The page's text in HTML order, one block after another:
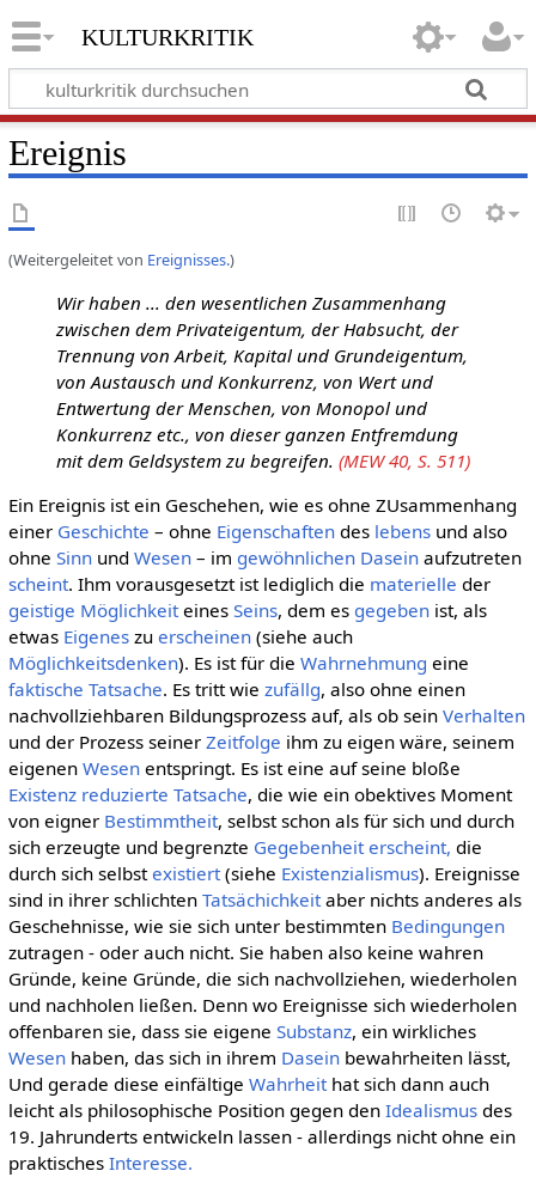
kulturkritik
Ereignis
(Weitergeleitet von Ereignisses.)
Wir haben ... den wesentlichen Zusammenhang
zwischen dem Privateigentum, der Habsucht, der
Trennung von Arbeit, Kapital und Grundeigentum,
von Austausch und Konkurrenz, von Wert und
Entwertung der Menschen, von Monopol und
Konkurrenz etc., von dieser ganzen Entfremdung
mit dem Geldsystem zu begreifen. (MEW 40, S. 511)
Ein Ereignis ist ein Geschehen, wie es ohne ZUsammenhang
einer Geschichte – ohne Eigenschaftendes lebensund also
ohne Sinnund Wesen– im gewöhnlichen Daseinaufzutreten
scheint. Ihm vorausgesetzt ist lediglich die materielle der
geistige Möglichkeiteines Seins, dem es gegebenist, als
etwas Eigeneszu erscheinen(siehe auch
Möglichkeitsdenken). Es ist für die Wahrnehmung eine
faktische Tatsache. Es tritt wie zufällg, also ohne einen
nachvollziehbaren Bildungsprozess auf, als ob sein Verhalten
und der Prozess seiner Zeitfolge ihm zu eigen wäre, seinem
eigenen Wesenentspringt. Es ist eine auf seine bloße
Existenz reduzierte Tatsache, die wie ein obektives Moment
von eigner Bestimmtheit, selbst schon als für sich und durch
sich erzeugte und begrenzte Gegebenheit erscheint, die
durch sich selbstexistiert(siehe Existenzialismus). Ereignisse
sind in ihrer schlichten Tatsächichkeitaber nichts anderes als
Geschehnisse, wie sie sich unter bestimmten Bedingungen
zutragen - oder auch nicht. Sie haben also keine wahren
Gründe, keine Gründe, die sich nachvollziehen, wiederholen
und nachholen ließen. Denn wo Ereignisse sich wiederholen
offenbaren sie, dass sie eigene Substanz, ein wirkliches
Wesenhaben, das sich in ihrem Daseinbewahrheiten lässt,
Und gerade diese einfältige Wahrheithat sich dann auch
leicht als philosophische Position gegen den Idealismusdes
19. Jahrunderts entwickeln lassen - allerdings nicht ohne ein
praktisches Interesse.